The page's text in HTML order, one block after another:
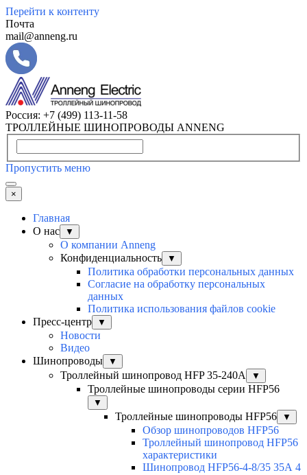
Перейти к контенту
Почта
mail@anneng.ru
Россия: +7 (499) 113-11-58
ТРОЛЛЕЙНЫЕ ШИНОПРОВОДЫ ANNENG
Пропустить меню
×
Главная
О нас
▼
О компании Anneng
Конфиденциальность
▼
Политика обработки персональных данных
Согласие на обработку персональных
данных
Политика использования файлов cookie
Пресс-центр
▼
Новости
Видео
Шинопроводы
▼
Троллейный шинопровод HFP 35-240А ▼
Троллейные шинопроводы серии HFP56
▼
Троллейные шинопроводы HFP56 ▼
Обзор шинопроводов HFP56
Троллейный шинопровод HFP56
характеристики
Шинопровод HFP56-4-8/35 35А 4